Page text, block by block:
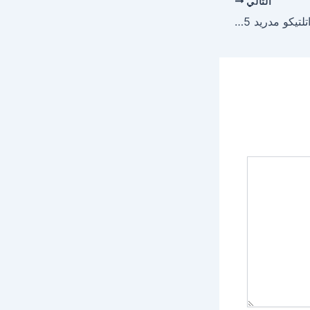
تشكيلة ريال مدريد ضد اتلتيكو مدريد 2025 في ذهاب دور الـ16 بدوري أبطال أوروبا اليوم